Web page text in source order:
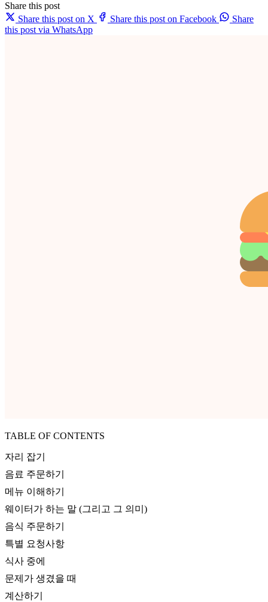
Share this post
Share this post on X
Share this post on Facebook
Share
this post via WhatsApp
TABLE OF CONTENTS
자리 잡기
음료 주문하기
메뉴 이해하기
웨이터가 하는 말 (그리고 그 의미)
음식 주문하기
특별 요청사항
식사 중에
문제가 생겼을 때
계산하기